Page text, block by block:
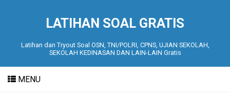
LATIHAN SOAL GRATIS
Latihan dan Tryout Soal OSN, TNI/POLRI, CPNS, UJIAN SEKOLAH,
SEKOLAH KEDINASAN DAN LAIN-LAIN Gratis
MENU